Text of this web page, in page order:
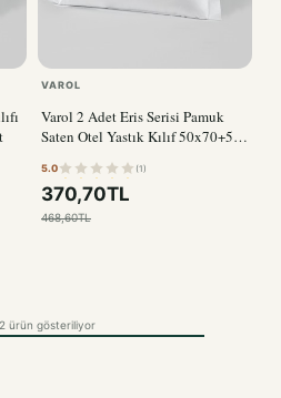
VAROL
Varol 2 Adet Eris Serisi Pamuk
Saten Otel Yastık Kılıf 50x70+5
5.0 (1)
370,70TL
468,60TL
ürün gösteriliyor